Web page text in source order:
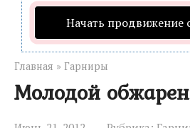
Начать продвижение
Главная » Гарниры
Молодой